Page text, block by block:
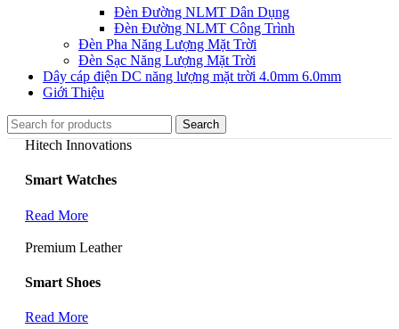
Đèn Đường NLMT Dân Dụng
Đèn Đường NLMT Công Trình
Đèn Pha Năng Lượng Mặt Trời
Đèn Sạc Năng Lượng Mặt Trời
Dây cáp điện DC năng lượng mặt trời 4.0mm 6.0mm
Giới Thiệu
Search
Hitech Innovations
Smart Watches
Read More
Premium Leather
Smart Shoes
Read More